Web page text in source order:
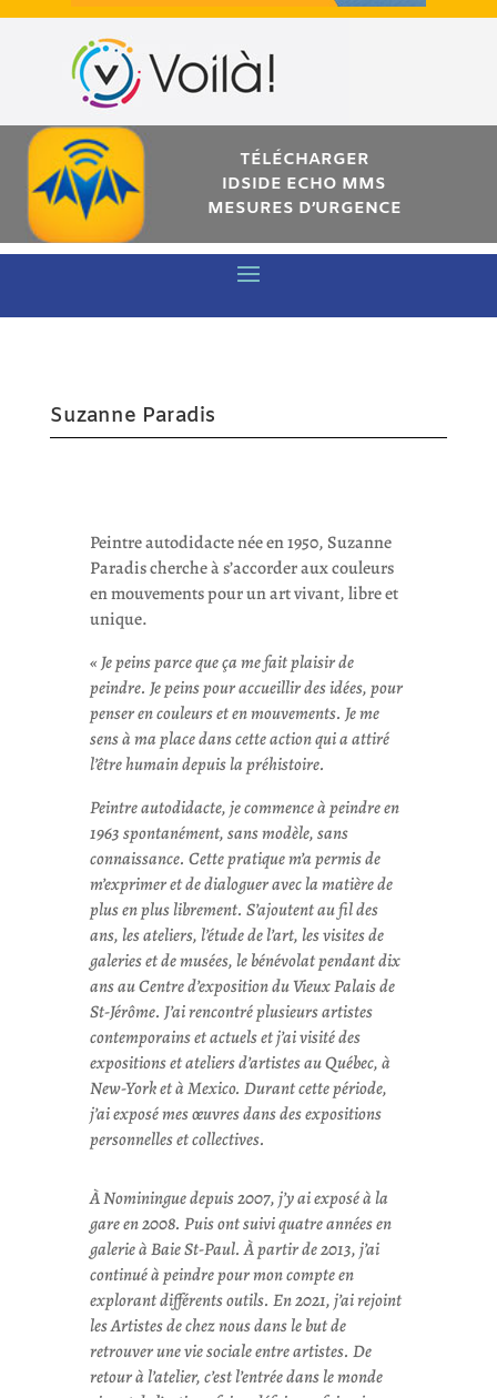
TÉLÉCHARGER
IDSIDE ECHO MMS
MESURES D’URGENCE
Suzanne Paradis
Peintre autodidacte née en 1950, Suzanne
Paradis cherche à s’accorder aux couleurs
en mouvements pour un art vivant, libre et
unique.
« Je peins parce que ça me fait plaisir de
peindre. Je peins pour accueillir des idées, pour
penser en couleurs et en mouvements. Je me
sens à ma place dans cette action qui a attiré
l’être humain depuis la préhistoire.
Peintre autodidacte, je commence à peindre en
1963 spontanément, sans modèle, sans
connaissance. Cette pratique m’a permis de
m’exprimer et de dialoguer avec la matière de
plus en plus librement. S’ajoutent au fil des
ans, les ateliers, l’étude de l’art, les visites de
galeries et de musées, le bénévolat pendant dix
ans au Centre d’exposition du Vieux Palais de
St-Jérôme. J’ai rencontré plusieurs artistes
contemporains et actuels et j’ai visité des
expositions et ateliers d’artistes au Québec, à
New-York et à Mexico. Durant cette période,
j’ai exposé mes œuvres dans des expositions
personnelles et collectives.
À Nominingue depuis 2007, j’y ai exposé à la
gare en 2008. Puis ont suivi quatre années en
galerie à Baie St-Paul. À partir de 2013, j’ai
continué à peindre pour mon compte en
explorant différents outils. En 2021, j’ai rejoint
les Artistes de chez nous dans le but de
retrouver une vie sociale entre artistes. De
retour à l’atelier, c’est l’entrée dans le monde